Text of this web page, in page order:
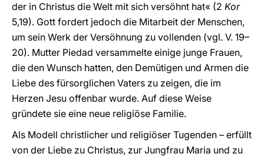
der in Christus die Welt mit sich versöhnt hat« (2 Kor
5,19). Gott fordert jedoch die Mitarbeit der Menschen,
um sein Werk der Versöhnung zu vollenden (vgl. V. 19–
20). Mutter Piedad versammelte einige junge Frauen,
die den Wunsch hatten, den Demütigen und Armen die
Liebe des fürsorglichen Vaters zu zeigen, die im
Herzen Jesu offenbar wurde. Auf diese Weise
gründete sie eine neue religiöse Familie.
Als Modell christlicher und religiöser Tugenden – erfüllt
von der Liebe zu Christus, zur Jungfrau Maria und zu